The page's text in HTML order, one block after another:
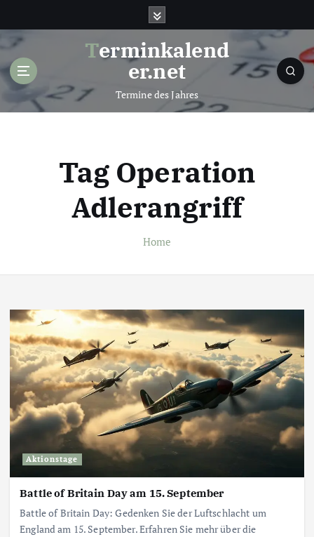
t
Terminkalend
er.net
Termine des Jahres
Tag Operation
Adlerangriff
Home
Aktionstage
Battle of Britain Day am 15. September
Battle of Britain Day: Gedenken Sie der Luftschlacht um
England am 15. September. Erfahren Sie mehr über die